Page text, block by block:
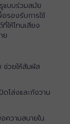
แบบร่วมสมัย
รองรับการใช้
ให้โทนเสียง
ย
ช่วยให้สัมผัส
ดโล่งและกังวาน
ความสบายใน